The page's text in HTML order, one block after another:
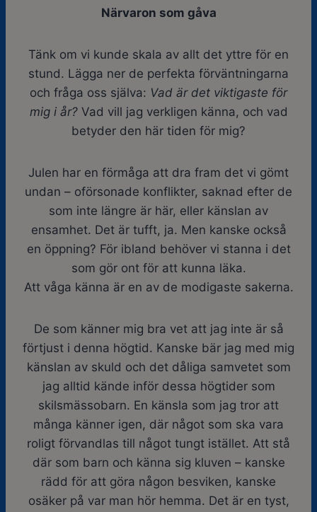
Närvaron som gåva
Tänk om vi kunde skala av allt det yttre för en
stund. Lägga ner de perfekta förväntningarna
och fråga oss själva: Vad är det viktigaste för
mig i år?Vad vill jag verkligen känna, och vad
betyder den här tiden för mig?
Julen har en förmåga att dra fram det vi gömt
undan – oförsonade konflikter, saknad efter de
som inte längre är här, eller känslan av
ensamhet. Det är tufft, ja. Men kanske också
en öppning? För ibland behöver vi stanna i det
som gör ont för att kunna läka.
Att våga känna är en av de modigaste sakerna.
De som känner mig bra vet att jag inte är så
förtjust i denna högtid. Kanske bär jag med mig
känslan av skuld och det dåliga samvetet som
jag alltid kände inför dessa högtider som
skilsmässobarn. En känsla som jag tror att
många känner igen, där något som ska vara
roligt förvandlas till något tungt istället. Att stå
där som barn och känna sig kluven – kanske
rädd för att göra någon besviken, kanske
osäker på var man hör hemma. Det är en tyst,